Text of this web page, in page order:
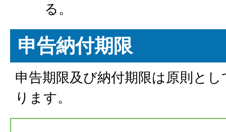
る。
申告納付期限
申告期限及び納付期限は原則と
ります。